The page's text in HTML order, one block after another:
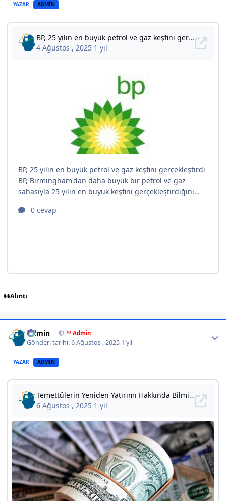
YAZAR ADMIN
Alıntı
Admin ™ Admin
Gönderi tarihi:6 Ağustos , 2025 1 yıl
YAZAR ADMIN